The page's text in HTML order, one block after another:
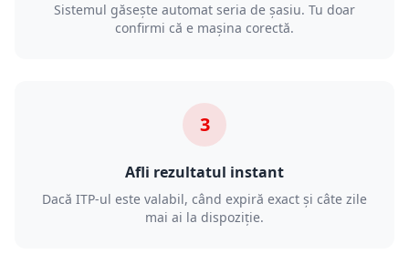
Sistemul găsește automat seria de șasiu. Tu doar
confirmi că e mașina corectă.
3
Afli rezultatul instant
Dacă ITP-ul este valabil, când expiră exact și câte zile
mai ai la dispoziție.